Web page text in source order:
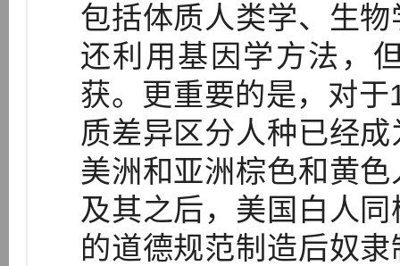
包括体质人类学、生
还利用基因学方法，
获。更重要的是，对
质差异区分人种已经
美洲和亚洲棕色和黄
及其之后，美国白人
的道德规范制造后奴